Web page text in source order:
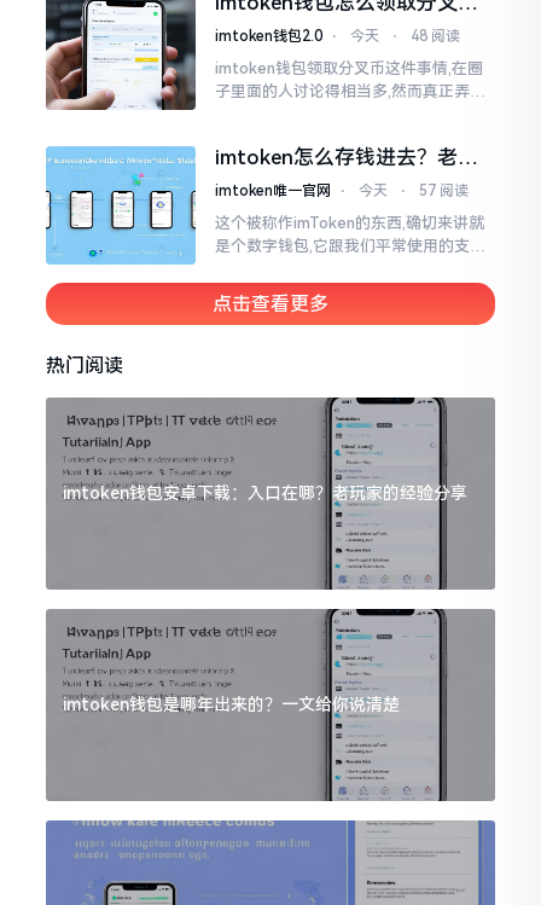
费高得主子心疼
币？老手教你避坑
imtoken钱包2.0 ⋅ 今天 ⋅ 48 阅读
imtoken钱包领取分叉币这件事情,在圈
子里面的人讨论得相当多,然而真正弄明
imtoken怎么存钱进去？老玩
家教你把钱转进钱包
imtoken唯一官网 ⋅ 今天 ⋅ 57 阅读
这个被称作imToken的东西,确切来讲就
是个数字钱包,它跟我们平常使用的支付
行“充值”。好多人在初次接触玩弄它的
时候都会陷入困惑
点击查看更多
热门阅读
imtoken钱包安卓下载：入口在哪？老玩家的经验分享
imtoken钱包是哪年出来的？一文给你说清楚